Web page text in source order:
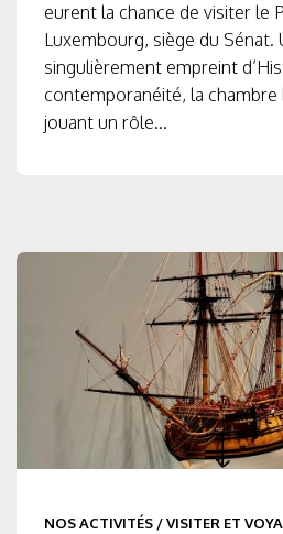
eurent la chance de visiter le
Luxembourg, siège du Sénat.
singulièrement empreint
contemporanéité, la
jouant un rôle...
NOS ACTIVITÉS /VISITER ET